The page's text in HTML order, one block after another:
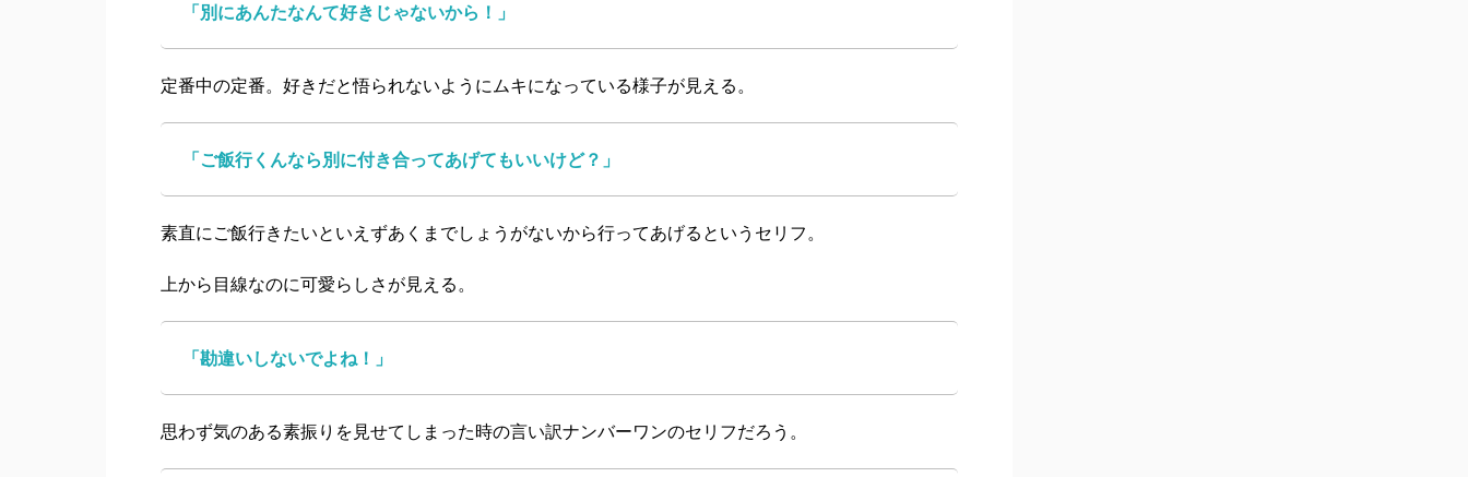
「別にあんたなんて好きじゃないから！」
定番中の定番。好きだと悟られないようにムキになっている様子が見える。
「ご飯行くんなら別に付き合ってあげてもいいけど？」
素直にご飯行きたいといえずあくまでしょうがないから行ってあげるというセリフ。
上から目線なのに可愛らしさが見える。
「勘違いしないでよね！」
思わず気のある素振りを見せてしまった時の言い訳ナンバーワンのセリフだろう。